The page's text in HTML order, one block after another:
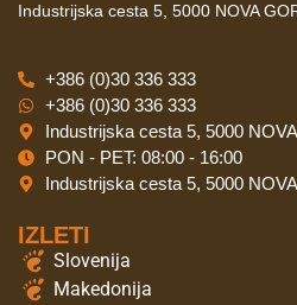
Industrijska cesta 5, 5000 NOVA
+386 (0)30 336 333
+386 (0)30 336 333
Industrijska cesta 5, 5000
PON - PET: 08:00 - 16:00
Industrijska cesta 5, 5000
IZLETI
Slovenija
Makedonija